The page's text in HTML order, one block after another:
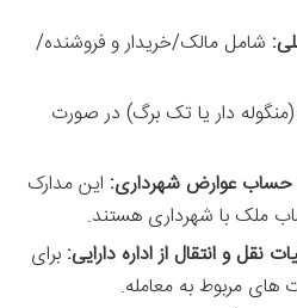
شامل مالک/خریدار و فروشنده/
(منگوله دار یا تک برگ) در صورت
حساب عوارض شهرداری: این مدارک
ملک با شهرداری هستند.
و انتقال از اداره دارایی: برای
های مربوط به معامله.